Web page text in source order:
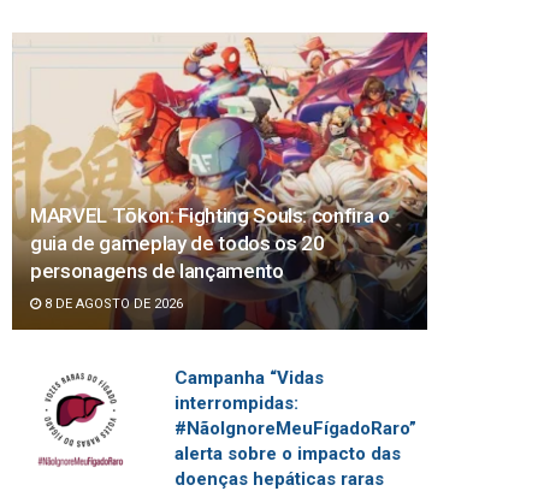
MARVEL Tōkon: Fighting Souls: confira o
guia de gameplay de todos os 20
personagens de lançamento
8 DE AGOSTO DE 2026
Campanha “Vidas
interrompidas:
#NãoIgnoreMeuFígadoRaro”
alerta sobre o impacto das
doenças hepáticas raras